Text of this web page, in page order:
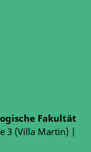
Fakultät
3 (Villa Martin) |